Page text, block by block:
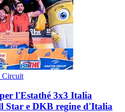
Circuit
l'Estathé 3x3 Italia
Star e DKB regine d'Italia